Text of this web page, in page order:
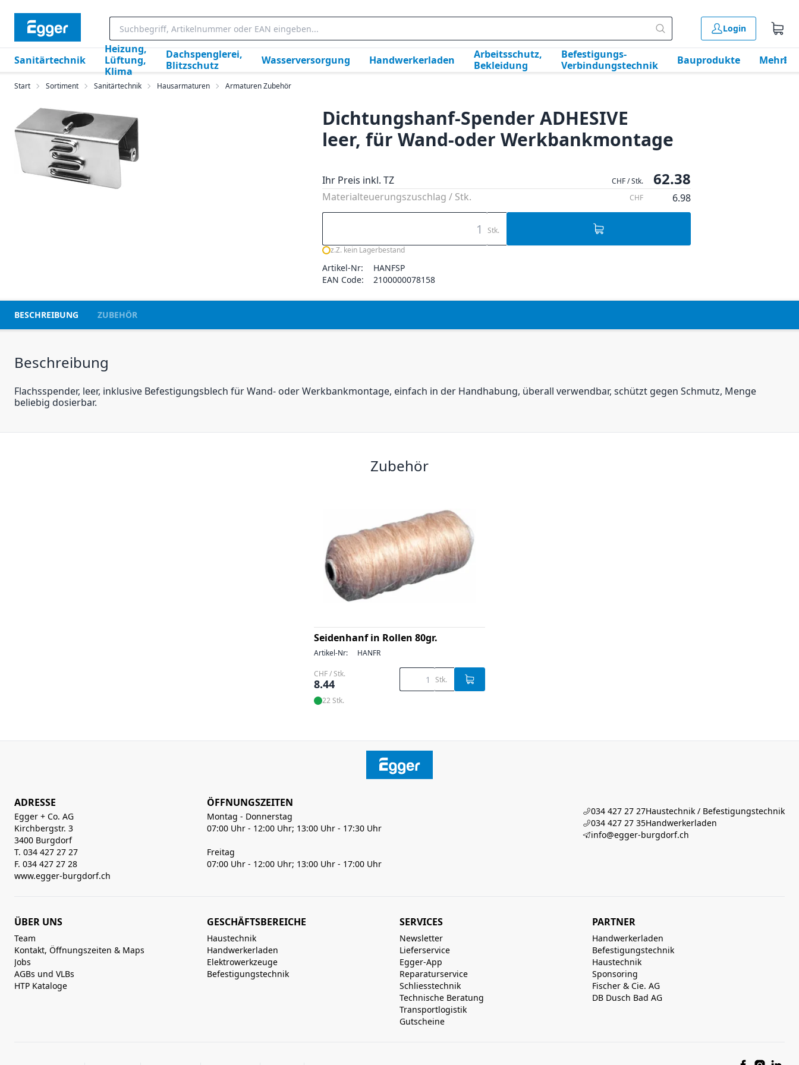
Login
Sanitärtechnik
Heizung,
Lüftung,
Klima
Dachspenglerei,
Blitzschutz
Wasserversorgung Handwerkerladen
Arbeitsschutz,
Bekleidung
Befestigungs-
Verbindungstechnik
Bauprodukte Mehr
Start Sortiment Sanitärtechnik Hausarmaturen Armaturen Zubehör
Dichtungshanf-Spender ADHESIVE
leer, für Wand-oder Werkbankmontage
Ihr Preis inkl. TZ CHF / Stk. 62.38
Materialteuerungszuschlag / Stk. CHF 6.98
Stk.
z.Z. kein Lagerbestand
Artikel-Nr:
HANFSP
EAN Code:
2100000078158
BESCHREIBUNG ZUBEHÖR
Beschreibung
Flachsspender, leer, inklusive Befestigungsblech für Wand- oder Werkbankmontage, einfach in der Handhabung, überall verwendbar, schützt gegen Schmutz, Menge
beliebig dosierbar.
Zubehör
Seidenhanf in Rollen 80gr.
Artikel-Nr: HANFR
CHF / Stk.
8.44 Stk.
22 Stk.
ADRESSE
Egger + Co. AG
Kirchbergstr. 3
3400 Burgdorf
T. 034 427 27 27
F. 034 427 27 28
www.egger-burgdorf.ch
ÖFFNUNGSZEITEN
Montag - Donnerstag
07:00 Uhr - 12:00 Uhr; 13:00 Uhr - 17:30 Uhr
Freitag
07:00 Uhr - 12:00 Uhr; 13:00 Uhr - 17:00 Uhr
034 427 27 27Haustechnik / Befestigungstechnik
034 427 27 35Handwerkerladen
info@egger-burgdorf.ch
ÜBER UNS
Team
Kontakt, Öffnungszeiten & Maps
Jobs
AGBs und VLBs
HTP Kataloge
GESCHÄFTSBEREICHE
Haustechnik
Handwerkerladen
Elektrowerkzeuge
Befestigungstechnik
SERVICES
Newsletter
Lieferservice
Egger-App
Reparaturservice
Schliesstechnik
Technische Beratung
Transportlogistik
Gutscheine
PARTNER
Handwerkerladen
Befestigungstechnik
Haustechnik
Sponsoring
Fischer & Cie. AG
DB Dusch Bad AG